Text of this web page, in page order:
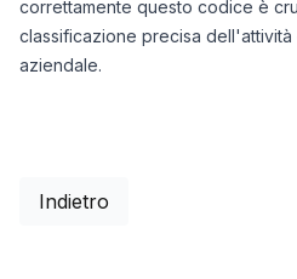
correttamente questo codice è
classificazione precisa
aziendale.
Indietro